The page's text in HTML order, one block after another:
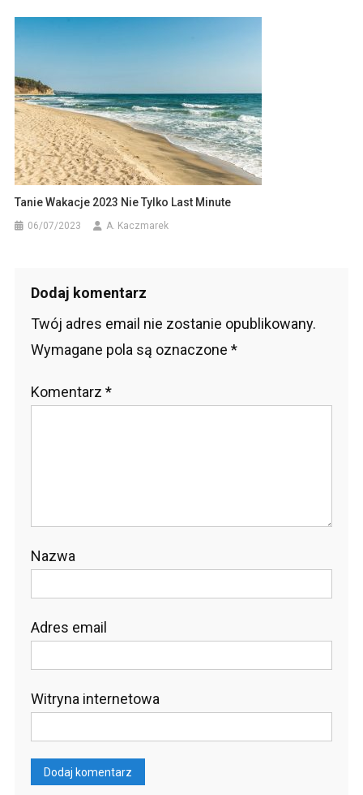
Tanie Wakacje 2023 Nie Tylko Last Minute
06/07/2023 A. Kaczmarek
Dodaj komentarz
Twój adres email nie zostanie opublikowany.
Wymagane pola są oznaczone *
Komentarz *
Nazwa
Adres email
Witryna internetowa